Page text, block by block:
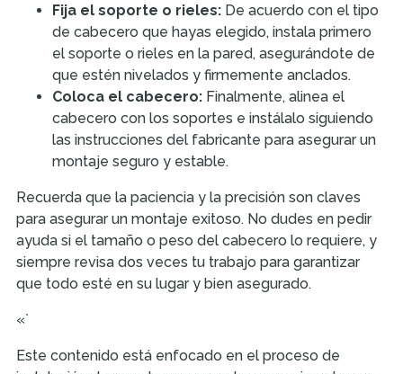
Fija el soporte o rieles: De acuerdo con el tipo
de cabecero que hayas elegido, instala primero
el soporte o rieles en la pared, asegurándote de
que estén nivelados y firmemente anclados.
Coloca el cabecero: Finalmente, alinea el
cabecero con los soportes e instálalo siguiendo
las instrucciones del fabricante para asegurar un
montaje seguro y estable.
Recuerda que la paciencia y la precisión son claves
para asegurar un montaje exitoso. No dudes en pedir
ayuda si el tamaño o peso del cabecero lo requiere, y
siempre revisa dos veces tu trabajo para garantizar
que todo esté en su lugar y bien asegurado.
«`
Este contenido está enfocado en el proceso de